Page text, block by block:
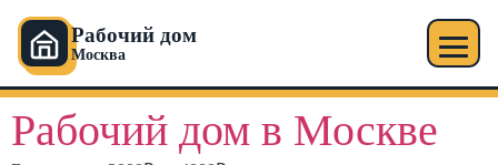
Рабочий дом
Москва
Рабочий дом в Москве